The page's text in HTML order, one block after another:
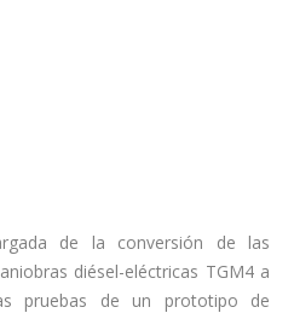
de la conversión de las
diésel-eléctricas TGM4 a
pruebas de un prototipo de